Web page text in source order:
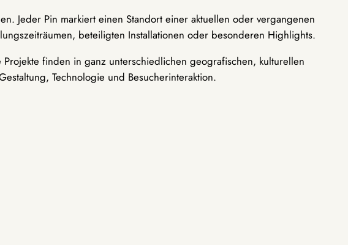
Jeder Pin markiert einen Standort einer aktuellen oder vergangenen
beteiligten Installationen oder besonderen Highlights.
finden in ganz unterschiedlichen geografischen, kulturellen
Technologie und Besucherinteraktion.